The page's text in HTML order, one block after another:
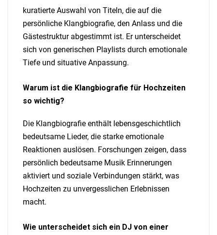
kuratierte Auswahl von Titeln, die auf die
persönliche Klangbiografie, den Anlass und die
Gästestruktur abgestimmt ist. Er unterscheidet
sich von generischen Playlists durch emotionale
Tiefe und situative Anpassung.
Warum ist die Klangbiografie für Hochzeiten
so wichtig?
Die Klangbiografie enthält lebensgeschichtlich
bedeutsame Lieder, die starke emotionale
Reaktionen auslösen. Forschungen zeigen, dass
persönlich bedeutsame Musik Erinnerungen
aktiviert und soziale Verbindungen stärkt, was
Hochzeiten zu unvergesslichen Erlebnissen
macht.
Wie unterscheidet sich ein DJ von einer